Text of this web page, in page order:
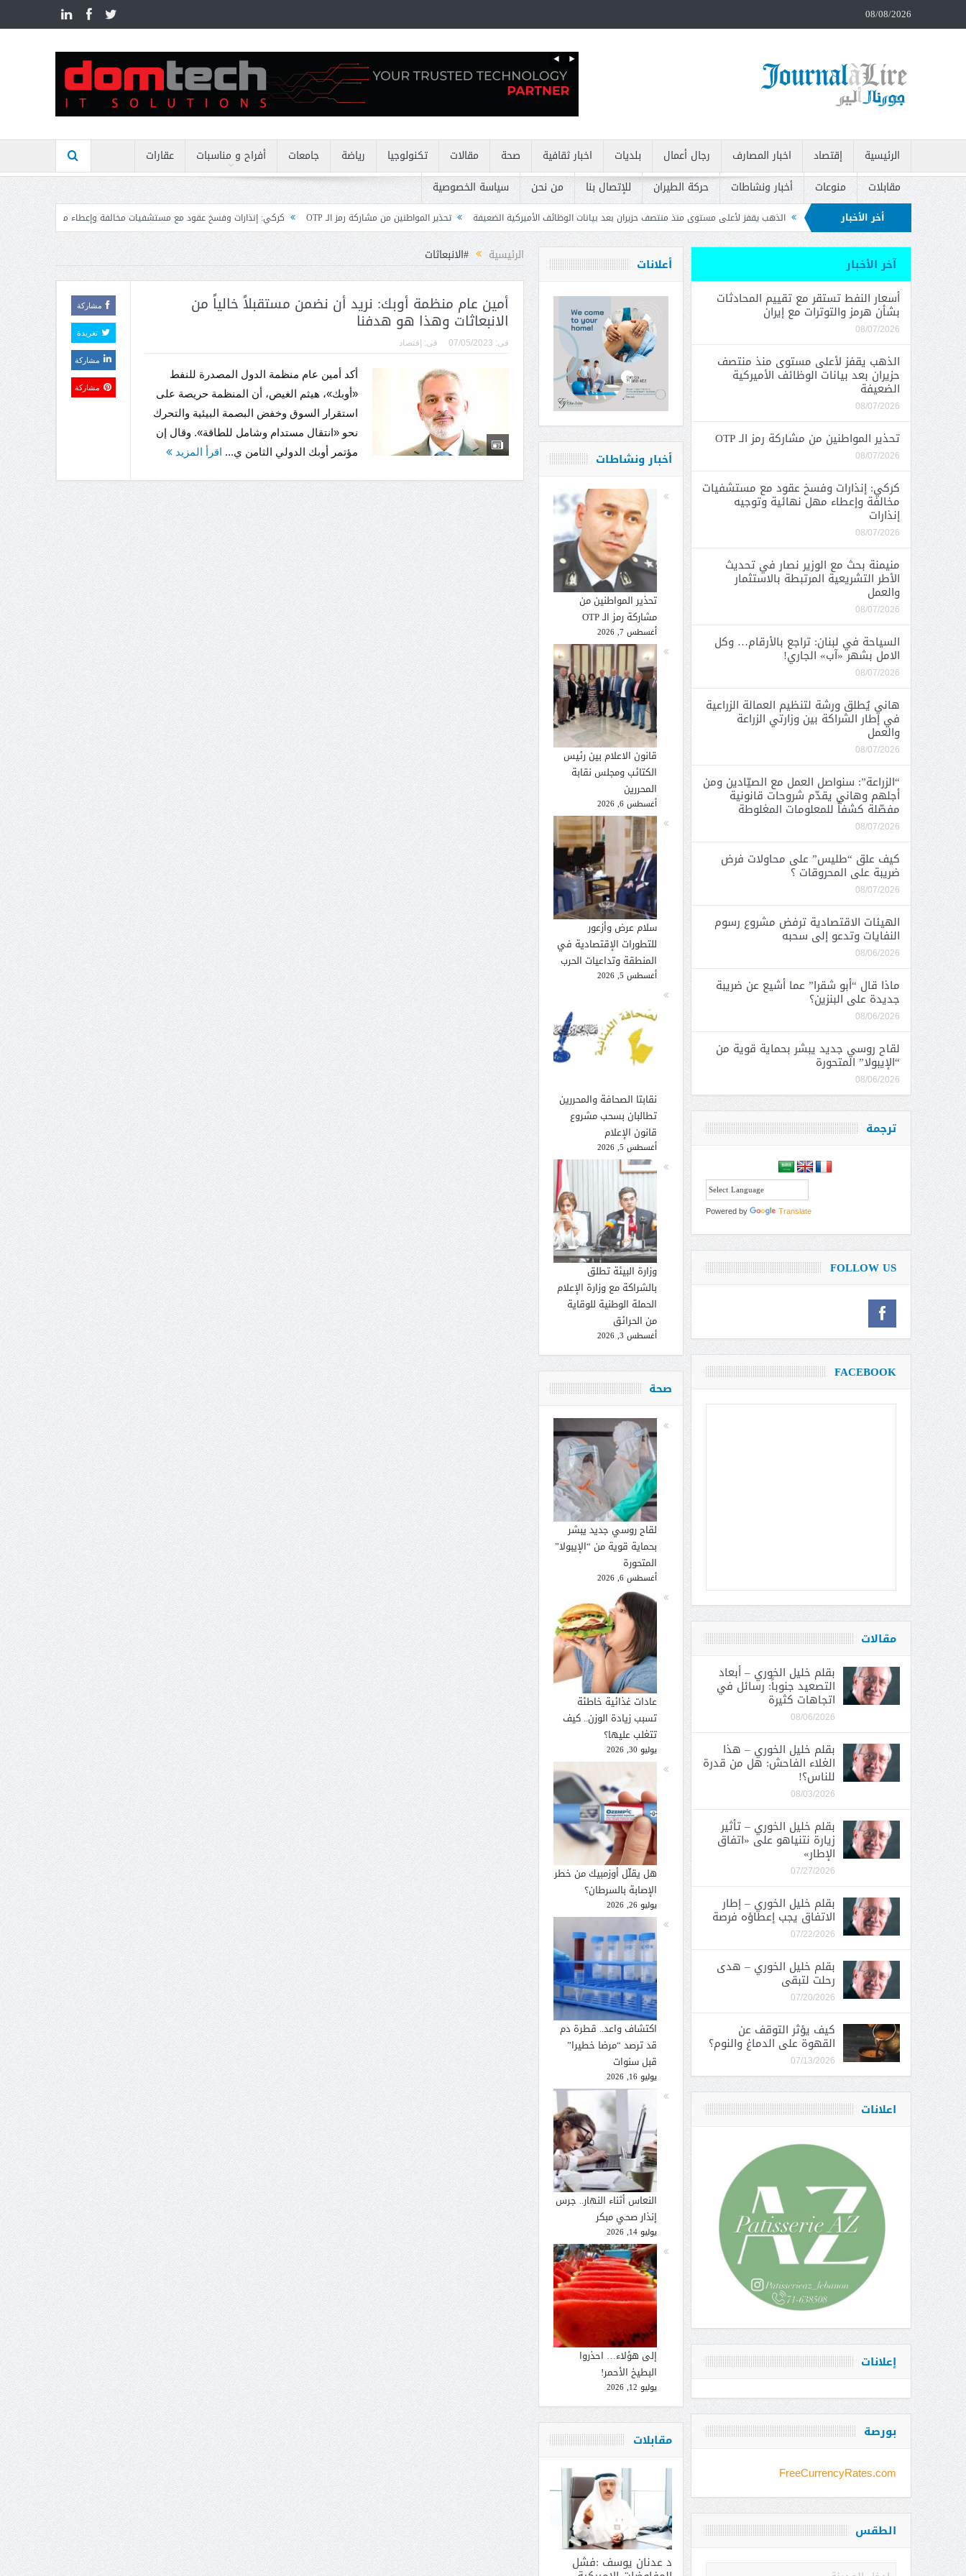
08/08/2026
الرئيسية إقتصاد اخبار المصارف رجال أعمال بلديات اخبار ثقافية صحة مقالات تكنولوجيا رياضة جامعات أفراح و مناسبات
عقارات
مقابلات
منوعات أخبار ونشاطات حركة الطيران للإتصال بنا من نحن سياسة الخصوصية
أخر الأخبار مع إيران الذهب يقفز لأعلى مستوى منذ منتصف حزيران بعد بيانات الوظائف الأميركية الضعيفة تحذير المواطنين من مشاركة رمز الـ OTP كركي: إنذارات وفسخ عقود مع مستشفيات مخالفة وإعطاء مهل نهائية وتوجيه إنذارات
منيمنة
إلى سحبه
الرئيسية #الانبعاثات
أمين عام منظمة أوبك: نريد أن نضمن مستقبلاً خالياً من
الانبعاثات وهذا هو هدفنا
فى: 07/05/2023 فى: إقتصاد
أكد أمين عام منظمة الدول المصدرة للنفط
«أوبك»، هيثم الغيص، أن المنظمة حريصة على
استقرار السوق وخفض البصمة البيئية والتحرك
نحو «انتقال مستدام وشامل للطاقة». وقال إن
مؤتمر أوبك الدولي الثامن ي... اقرأ المزيد
مشاركة
تغريدة
مشاركة
مشاركة
أعلانات
أخبار ونشاطات
تحذير المواطنين من
مشاركة رمز الـ OTP
أغسطس 7, 2026
قانون الاعلام بين رئيس
الكتائب ومجلس نقابة
المحررين
أغسطس 6, 2026
سلام عرض وأزعور
للتطورات الإقتصادية في
المنطقة وتداعيات الحرب
أغسطس 5, 2026
نقابتا الصحافة والمحررين
تطالبان بسحب مشروع
قانون الإعلام
أغسطس 5, 2026
وزارة البيئة تطلق
بالشراكة مع وزارة الإعلام
الحملة الوطنية للوقاية
من الحرائق
أغسطس 3, 2026
صحة
لقاح روسي جديد يبشر
بحماية قوية من “الإيبولا”
المتحورة
أغسطس 6, 2026
عادات غذائية خاطئة
تسبب زيادة الوزن.. كيف
تتغلب عليها؟
يوليو 30, 2026
هل يقلّل أوزمبيك من خطر
الإصابة بالسرطان؟
يوليو 26, 2026
اكتشاف واعد.. قطرة دم
قد ترصد “مرضا خطيرا”
قبل سنوات
يوليو 16, 2026
النعاس أثناء النهار.. جرس
إنذار صحي مبكر
يوليو 14, 2026
إلى هؤلاء… احذروا
البطيخ الأحمر!
يوليو 12, 2026
مقابلات
د عدنان يوسف :فشل
آخر الأخبار
أسعار النفط تستقر مع تقييم المحادثات
بشأن هرمز والتوترات مع إيران
08/07/2026
الذهب يقفز لأعلى مستوى منذ منتصف
حزيران بعد بيانات الوظائف الأميركية
الضعيفة
08/07/2026
تحذير المواطنين من مشاركة رمز الـ OTP
08/07/2026
كركي: إنذارات وفسخ عقود مع مستشفيات
مخالفة وإعطاء مهل نهائية وتوجيه
إنذارات
08/07/2026
منيمنة بحث مع الوزير نصار في تحديث
الأطر التشريعية المرتبطة بالاستثمار
والعمل
08/07/2026
السياحة في لبنان: تراجع بالأرقام… وكل
الامل بشهر «آب» الجاري!
08/07/2026
هاني يُطلق ورشة لتنظيم العمالة الزراعية
في إطار الشراكة بين وزارتي الزراعة
والعمل
08/07/2026
“الزراعة”: سنواصل العمل مع الصيّادين ومن
أجلهم وهاني يقدّم شروحات قانونية
مفصّلة كشفاً للمعلومات المغلوطة
08/07/2026
كيف علق “طليس” على محاولات فرض
ضريبة على المحروقات ؟
08/07/2026
الهيئات الاقتصادية ترفض مشروع رسوم
النفايات وتدعو إلى سحبه
08/06/2026
ماذا قال “أبو شقرا” عما أشيع عن ضريبة
جديدة على البنزين؟
08/06/2026
لقاح روسي جديد يبشر بحماية قوية من
“الإيبولا” المتحورة
08/06/2026
ترجمة
Powered by Translate
FOLLOW US
FACEBOOK
مقالات
بقلم خليل الخوري – أبعاد
التصعيد جنوباً: رسائل في
اتجاهات كثيرة
08/06/2026
بقلم خليل الخوري – هذا
الغلاء الفاحش: هل من قدرة
للناس؟!
08/03/2026
بقلم خليل الخوري – تأثير
زيارة نتنياهو على «اتفاق
الإطار»
07/27/2026
بقلم خليل الخوري – إطار
الاتفاق يجب إعطاؤه فرصة
07/22/2026
بقلم خليل الخوري – هدى
رحلت لتبقى
07/20/2026
كيف يؤثر التوقف عن
القهوة على الدماغ والنوم؟
07/13/2026
اعلانات
إعلانات
بورصة
FreeCurrencyRates.com
الطقس